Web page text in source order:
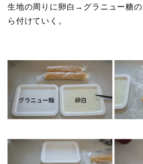
生地の周りに卵白→グラニュー糖
ら付けていく。